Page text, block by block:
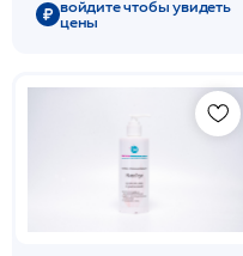
войдите чтобы увидеть
цены